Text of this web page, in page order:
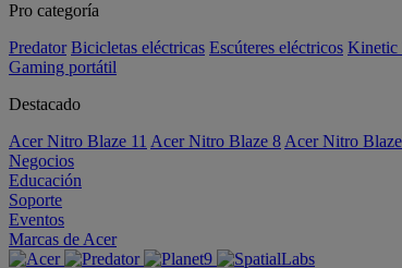
Pro categoría
Predator Bicicletas eléctricas Escúteres eléctricos Kinetic
Gaming portátil
Destacado
Acer Nitro Blaze 11 Acer Nitro Blaze 8 Acer Nitro
Negocios
Educación
Soporte
Eventos
Marcas de Acer